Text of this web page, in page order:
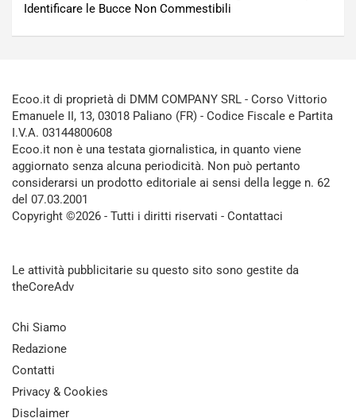
Identificare le Bucce Non Commestibili
Ecoo.it di proprietà di DMM COMPANY SRL - Corso Vittorio
Emanuele II, 13, 03018 Paliano (FR) - Codice Fiscale e Partita
I.V.A. 03144800608
Ecoo.it non è una testata giornalistica, in quanto viene
aggiornato senza alcuna periodicità. Non può pertanto
considerarsi un prodotto editoriale ai sensi della legge n. 62
del 07.03.2001
Copyright ©2026 - Tutti i diritti riservati - Contattaci
Le attività pubblicitarie su questo sito sono gestite da
theCoreAdv
Chi Siamo
Redazione
Contatti
Privacy & Cookies
Disclaimer